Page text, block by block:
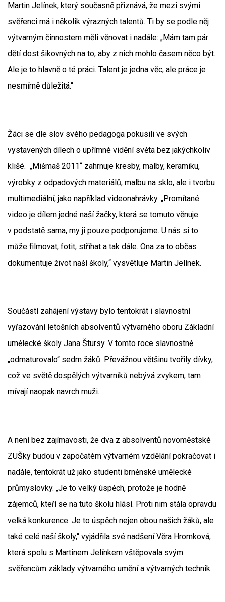
Martin Jelínek, který současně přiznává, že mezi svými
svěřenci má i několik výrazných talentů. Ti by se podle něj
výtvarným činnostem měli věnovat i nadále: „Mám tam pár
dětí dost šikovných na to, aby z nich mohlo časem něco být.
Ale je to hlavně o té práci. Talent je jedna věc, ale práce je
nesmírně důležitá.“
Žáci se dle slov svého pedagoga pokusili ve svých
vystavených dílech o upřímné vidění světa bez jakýchkoliv
klišé. „Mišmaš 2011“ zahrnuje kresby, malby, keramiku,
výrobky z odpadových materiálů, malbu na sklo, ale i tvorbu
multimediální, jako například videonahrávky. „Promítané
video je dílem jedné naší žačky, která se tomuto věnuje
v podstatě sama, my ji pouze podporujeme. U nás si to
může filmovat, fotit, stříhat a tak dále. Ona za to občas
dokumentuje život naší školy,“ vysvětluje Martin Jelínek.
Součástí zahájení výstavy bylo tentokrát i slavnostní
vyřazování letošních absolventů výtvarného oboru Základní
umělecké školy Jana Štursy. V tomto roce slavnostně
„odmaturovalo“ sedm žáků. Převážnou většinu tvořily dívky,
což ve světě dospělých výtvarníků nebývá zvykem, tam
mívají naopak navrch muži.
A není bez zajímavosti, že dva z absolventů novoměstské
ZUŠky budou v započatém výtvarném vzdělání pokračovat i
nadále, tentokrát už jako studenti brněnské umělecké
průmyslovky. „Je to velký úspěch, protože je hodně
zájemců, kteří se na tuto školu hlásí. Proti nim stála opravdu
velká konkurence. Je to úspěch nejen obou našich žáků, ale
také celé naší školy,“ vyjádřila své nadšení Věra Hromková,
která spolu s Martinem Jelínkem vštěpovala svým
svěřencům základy výtvarného umění a výtvarných technik.